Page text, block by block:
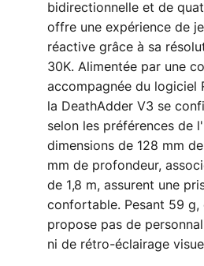
bidirectionnelle et de
offre une expérience de
réactive grâce à sa
30K. Alimentée par une
accompagnée du logiciel
la DeathAdder V3 se
selon les préférences de
dimensions de 128 mm
mm de profondeur,
de 1,8 m, assurent une
confortable. Pesant 59 g,
propose pas de
ni de rétro-éclairage